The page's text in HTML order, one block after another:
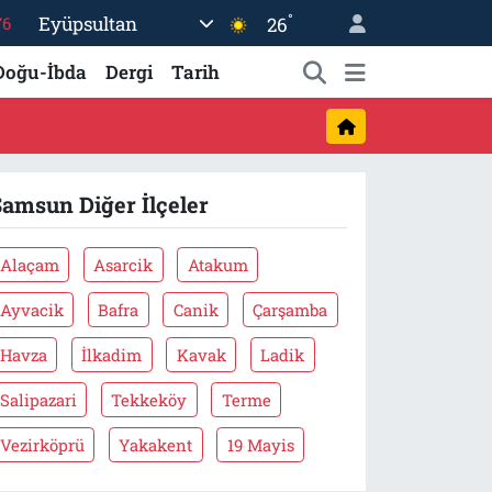
Eyüpsultan 26°
İbda Dergi Tarih
Diğer İlçeler
Alaçam Asarcik Atakum
Ayvacik Bafra Canik Çarşamba
Havza İlkadim Kavak Ladik
Salipazari Tekkeköy Terme
Vezirköprü Yakakent 19 Mayis